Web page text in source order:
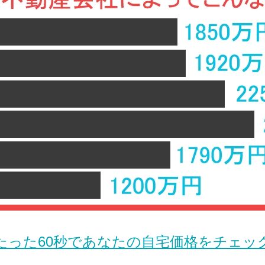
た60秒であなたの自宅価格をチェッ